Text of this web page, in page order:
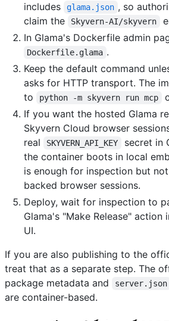
includes
glama.json , so
claim the
Skyvern-AI/skyvern
In Glama's Dockerfile admin
Dockerfile.glama .
Keep the default command
asks for HTTP transport. The
to
python -m skyvern run mcp
If you want the hosted Glama
Skyvern Cloud browser
real
SKYVERN_API_KEY
secret in
the container boots in local
is enough for inspection but
backed browser sessions.
Deploy, wait for inspection to
Glama's "Make Release" action
UI.
If you are also publishing to the
treat that as a separate step. The
package metadata and
server.json
are container-based.